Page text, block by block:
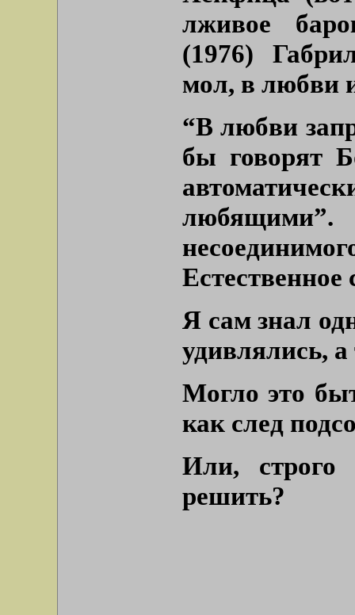
лживое
(1976)
мол, в любви
“В любви
бы говорят
Я сам знал
удивлялись, а
Могло это
как след
Или,
решить?